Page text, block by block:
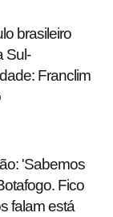
brasileiro
Sul-
Franclim
'Sabemos
Fico
falam está